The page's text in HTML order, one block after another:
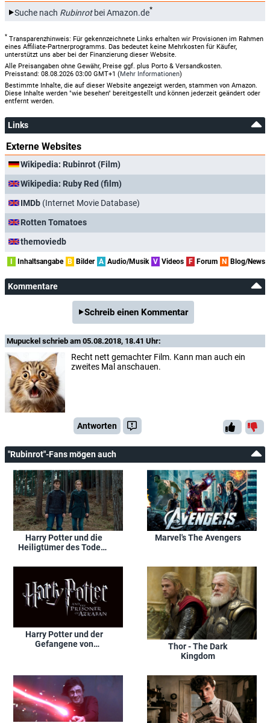
Suche nach Rubinrotbei Amazon.de*
* Transparenzhinweis: Für gekennzeichnete Links erhalten wir Provisionen im Rahmen
eines Affiliate-Partnerprogramms. Das bedeutet keine Mehrkosten für Käufer,
unterstützt uns aber bei der Finanzierung dieser Website.
Alle Preisangaben ohne Gewähr, Preise ggf. plus Porto & Versandkosten.
Preisstand: 08.08.2026 03:00 GMT+1 (Mehr Informationen)
Bestimmte Inhalte, die auf dieser Website angezeigt werden, stammen von Amazon.
Diese Inhalte werden "wie besehen" bereitgestellt und können jederzeit geändert oder
entfernt werden.
Links
Externe Websites
Wikipedia: Rubinrot (Film)
Wikipedia: Ruby Red (film)
IMDb (Internet Movie Database)
Rotten Tomatoes
themoviedb
Inhaltsangabe B Bilder A Audio/Musik V Videos F Forum N Blog/News
Kommentare
Schreib einen Kommentar
Mupuckel schrieb am 05.08.2018, 18.41 Uhr:
Recht nett gemachter Film. Kann man auch ein
zweites Mal anschauen.
Antworten
"Rubinrot"-Fans mögen auch
Harry Potter und die
Heiligtümer des Todes -
Marvel's The Avengers
Harry Potter und der
Gefangene von
Thor - The Dark
Kingdom